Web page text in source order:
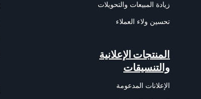
زيادة المبيعات والتحويلات
تحسين ولاء العملاء
المنتجات الإعلانية
والتنسيقات
الإعلانات المدعومة